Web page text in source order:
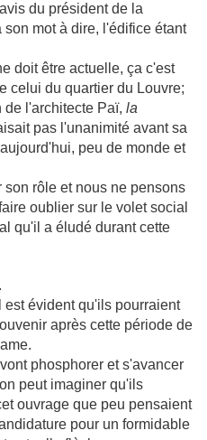
du président de la
mot à dire, l'édifice étant
doit être actuelle, ça c'est
celui du quartier du Louvre;
l'architecte Paï, la
pas l'unanimité avant sa
peu de monde et
rôle et nous ne pensons
oublier sur le volet social
qu'il a éludé durant cette
évident qu'ils pourraient
après cette période de
phosphorer et s'avancer
peut imaginer qu'ils
ouvrage que peu pensaient
pour un formidable